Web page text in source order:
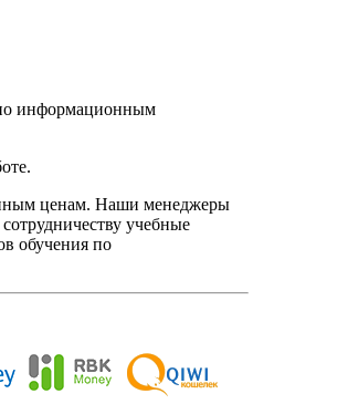
по информационным
ценам. Наши менеджеры
учебные
обучения по